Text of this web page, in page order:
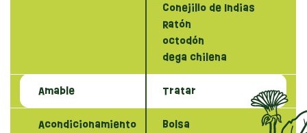
Conejillo de Indias
Ratón
octodón
dega chilena
Amable Tratar
Acondicionamiento Bolsa